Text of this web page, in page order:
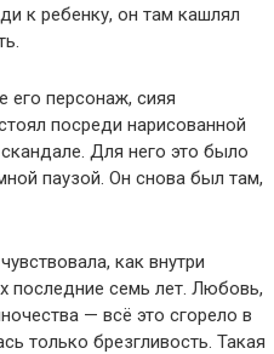
к ребенку, он там кашлял
его персонаж, сияя
посреди нарисованной
Для него это было
паузой. Он снова был там,
как внутри
последние семь лет. Любовь,
— всё это сгорело в
только брезгливость. Такая